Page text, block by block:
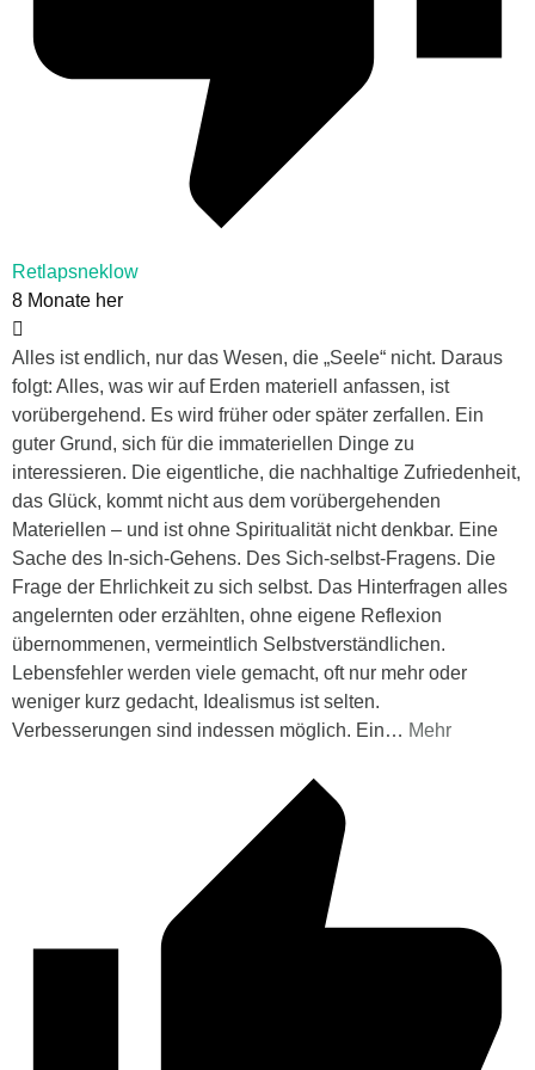
Retlapsneklow
8 Monate her
Alles ist endlich, nur das Wesen, die „Seele“ nicht. Daraus
folgt: Alles, was wir auf Erden materiell anfassen, ist
vorübergehend. Es wird früher oder später zerfallen. Ein
guter Grund, sich für die immateriellen Dinge zu
interessieren. Die eigentliche, die nachhaltige Zufriedenheit,
das Glück, kommt nicht aus dem vorübergehenden
Materiellen – und ist ohne Spiritualität nicht denkbar. Eine
Sache des In-sich-Gehens. Des Sich-selbst-Fragens. Die
Frage der Ehrlichkeit zu sich selbst. Das Hinterfragen alles
angelernten oder erzählten, ohne eigene Reflexion
übernommenen, vermeintlich Selbstverständlichen.
Lebensfehler werden viele gemacht, oft nur mehr oder
weniger kurz gedacht, Idealismus ist selten.
Verbesserungen sind indessen möglich. Ein… Mehr